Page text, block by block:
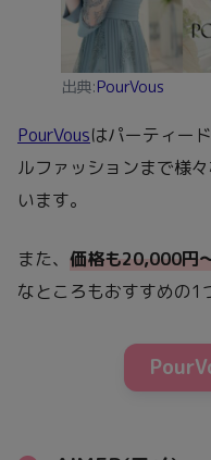
出典:PourVous
PourVousはパーティー
ルファッションまで様
います。
また、 価格も20,000円
なところもおすすめの1